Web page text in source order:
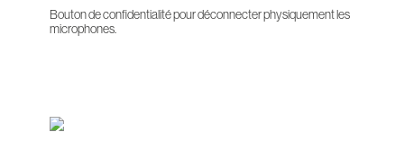
Bouton de confidentialité pour déconnecter physiquement les
microphones.